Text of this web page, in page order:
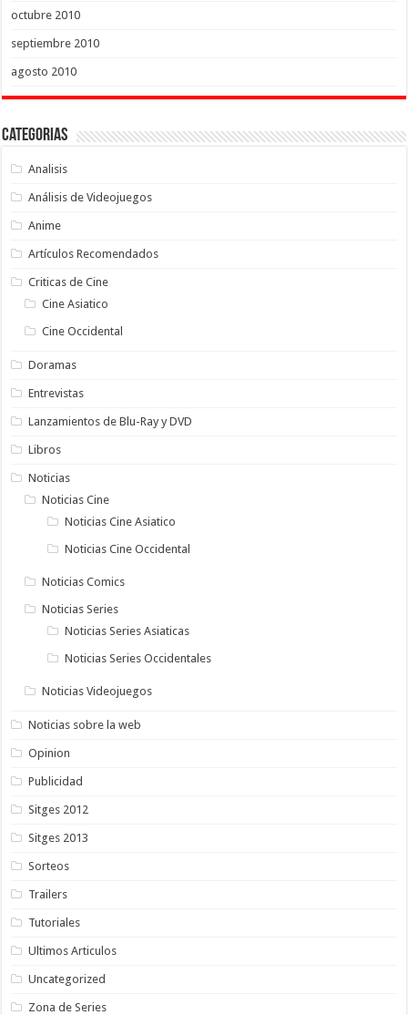
octubre 2010
septiembre 2010
agosto 2010
Categorias
Analisis
Análisis de Videojuegos
Anime
Artículos Recomendados
Criticas de Cine
Cine Asiatico
Cine Occidental
Doramas
Entrevistas
Lanzamientos de Blu-Ray y DVD
Libros
Noticias
Noticias Cine
Noticias Cine Asiatico
Noticias Cine Occidental
Noticias Comics
Noticias Series
Noticias Series Asiaticas
Noticias Series Occidentales
Noticias Videojuegos
Noticias sobre la web
Opinion
Publicidad
Sitges 2012
Sitges 2013
Sorteos
Trailers
Tutoriales
Ultimos Articulos
Uncategorized
Zona de Series